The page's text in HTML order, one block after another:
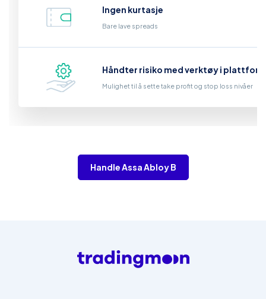
Ingen kurtasje
Bare lave spreads
Håndter risiko med verktøy i
Mulighet til å sette take profit og stop loss nivåer
Handle Assa Abloy B